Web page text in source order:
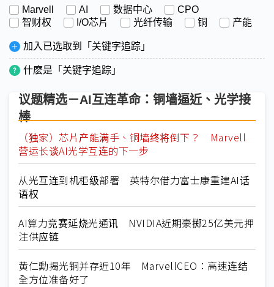
Marvell AI 数据中心
CPO
智财权
I/O芯片 光纤传输 铜 产能
加入已选取到「关键字追踪」
什麽是「关键字追踪」
议题精选－AI互连革命：铜墙逼近、光学接
棒
（独家）芯片产能满手、铜墙终将倒下？ Marvell
营运长谈AI光学互连的下一步
从光互连到机柜级部署 英特尔借力富士康重建AI话
语权
AI算力竞赛延烧光通讯 NVIDIA近期豪掷25亿美元押
注供应链
黄仁勳揭光铜并存近10年 MarvellCEO：高速连结
全方位准备好了